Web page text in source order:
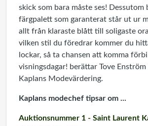
skick som bara måste ses! Dessutom
färgpalett som garanterat står ut ur
allt från klaraste blått till soligaste
vilken stil du föredrar kommer du
lockar, så ta chansen att komma
visningsdagar! berättar Tove
Kaplans Modevärdering.
Kaplans modechef tipsar om ...
Auktionsnummer 1 - Saint Laurent